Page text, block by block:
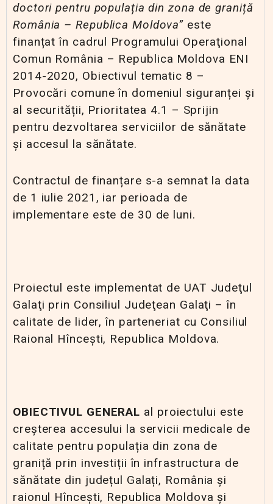
doctori pentru populația din zona de graniță
România – Republica Moldova” este
finanțat în cadrul Programului Operaţional
Comun România – Republica Moldova ENI
2014-2020, Obiectivul tematic 8 –
Provocări comune în domeniul siguranței și
al securității, Prioritatea 4.1 – Sprijin
pentru dezvoltarea serviciilor de sănătate
și accesul la sănătate.
Contractul de finanțare s-a semnat la data
de 1 iulie 2021, iar perioada de
implementare este de 30 de luni.
Proiectul este implementat de UAT Judeţul
Galaţi prin Consiliul Judeţean Galaţi – în
calitate de lider, în parteneriat cu Consiliul
Raional Hîncești, Republica Moldova.
OBIECTIVUL GENERAL al proiectului este
creșterea accesului la servicii medicale de
calitate pentru populația din zona de
graniță prin investiții în infrastructura de
sănătate din județul Galați, România și
raionul Hîncești, Republica Moldova și